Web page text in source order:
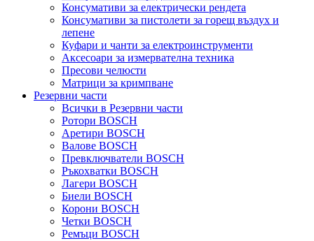
Консумативи за електрически рендета
Консумативи за пистолети за горещ въздух и
лепене
Куфари и чанти за електроинструменти
Аксесоари за измервателна техника
Пресови челюсти
Матрици за кримпване
Резервни части
Всички в Резервни части
Ротори BOSCH
Аретири BOSCH
Валове BOSCH
Превключватели BOSCH
Ръкохватки BOSCH
Лагери BOSCH
Биели BOSCH
Корони BOSCH
Четки BOSCH
Ремъци BOSCH